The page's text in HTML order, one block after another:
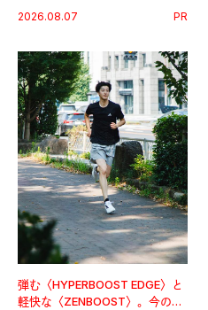
グ習慣。
2026.08.07 PR
弾む〈HYPERBOOST EDGE〉と
軽快な〈ZENBOOST〉。今の時